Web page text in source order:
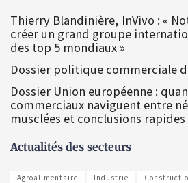
Thierry Blandinière, InVivo : «
créer un grand groupe
des top 5 mondiaux »
Dossier politique commerciale
Dossier Union européenne :
commerciaux naviguent entre
musclées et conclusions rapides
Actualités des secteurs
Agroalimentaire Industrie